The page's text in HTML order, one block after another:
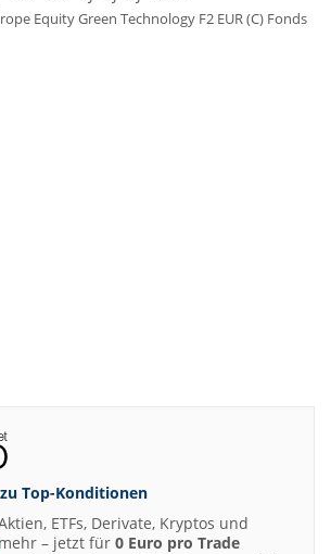
Top-Konditionen
ETFs, Derivate, Kryptos und
mehr – jetzt für 0 Euro pro Trade